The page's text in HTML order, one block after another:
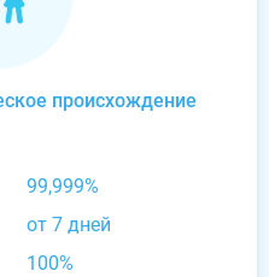
происхождение
99,999%
от 7 дней
100%